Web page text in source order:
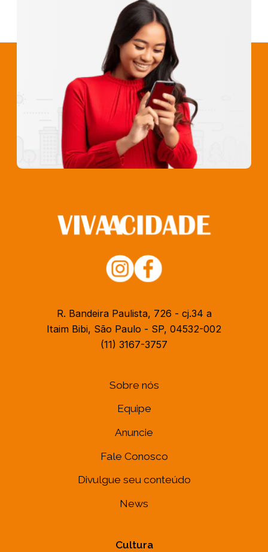
R. Bandeira Paulista, 726 - cj.34 a
Itaim Bibi, São Paulo - SP, 04532-002
(11) 3167-3757
Sobre nós
Equipe
Anuncie
Fale Conosco
Divulgue seu conteúdo
News
Cultura